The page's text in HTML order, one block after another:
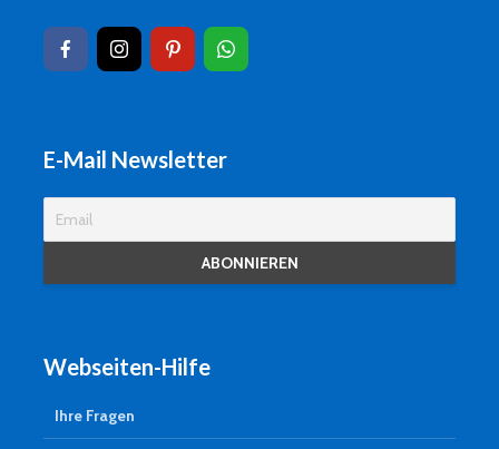
E-Mail Newsletter
Webseiten-Hilfe
Ihre Fragen